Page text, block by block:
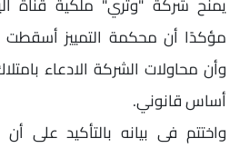
مؤكدًا أن محكمة التمييز
وأن محاولات الشركة الادعاء
أساس قانوني.
واختتم فى بيانه بالتأكيد على